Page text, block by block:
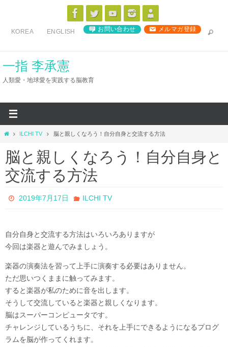
ス
KOREA ENGLISH お問い合わせ メルマガ登録
一指 李承憲
人類愛・地球愛を実践する脳教育
ホ
ム
ILCHI TV 脳と親しくなろう！自分自身と交流する方法
脳と親しくなろう！自分自身と
交流する方法
2019年7月17日 ILCHI TV
自分自身と交流する方法はいろいろありますが
今回は楽器と遊んでみましょう。
楽器の演奏法を習って上手に演奏する必要はありません。
ただ思いつくままに触ってみます。
すると楽器が私のために音を出します。
そうして交流していると楽器と親しくなります。
脳はスーパーコンピュータです。
チャレンジしているうちに、それを上手にできるようになるプログ
ラムを脳が作ってくれます。